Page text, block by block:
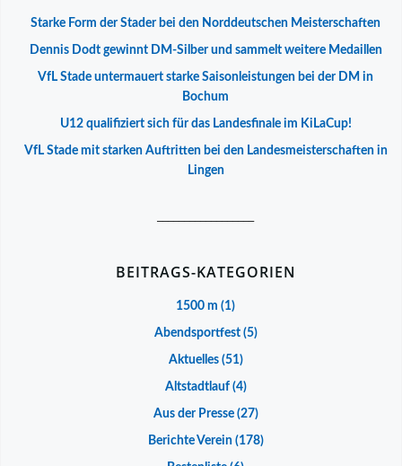
Starke Form der Stader bei den Norddeutschen Meisterschaften
Dennis Dodt gewinnt DM-Silber und sammelt weitere Medaillen
VfL Stade untermauert starke Saisonleistungen bei der DM in
Bochum
U12 qualifiziert sich für das Landesfinale im KiLaCup!
VfL Stade mit starken Auftritten bei den Landesmeisterschaften in
Lingen
BEITRAGS-KATEGORIEN
1500 m (1)
Abendsportfest(5)
Aktuelles(51)
Altstadtlauf(4)
Aus der Presse(27)
Berichte Verein(178)